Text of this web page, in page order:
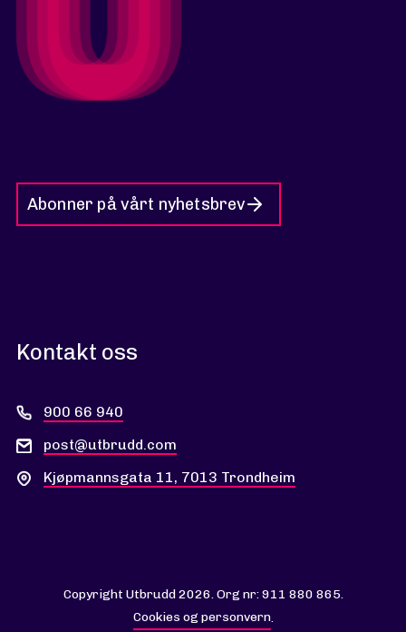
Abonner på vårt nyhetsbrev
Kontakt oss
900 66 940
post@utbrudd.com
Kjøpmannsgata 11, 7013 Trondheim
Copyright Utbrudd 2026. Org nr: 911 880 865.
Cookies og personvern.